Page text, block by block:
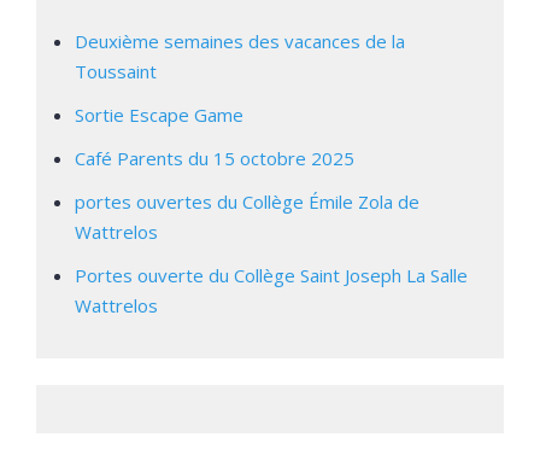
Deuxième semaines des vacances de la
Toussaint
Sortie Escape Game
Café Parents du 15 octobre 2025
portes ouvertes du Collège Émile Zola de
Wattrelos
Portes ouverte du Collège Saint Joseph La Salle
Wattrelos